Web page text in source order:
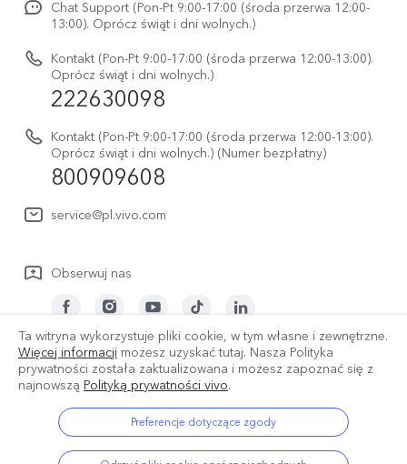
V70 FE
vivo Buds Air3
Weryfikacja IMEI
Instrukcja obsługi
Aktualizacja oprogramowania
Dziennik aktualizacji
Sprawdź koszt naprawy
Wyślij Do Naprawy
Polityka gwarancyjna
Pobierz LUTy do przywracania logów
Życie w vivo
Netykieta vivo
Informacje prawne
Zrównoważony rozwój
Chat Support (Pon-Pt 9:00-17:00 (środa przerwa 12:00-
13:00). Oprócz świąt i dni wolnych.)
Kontakt (Pon-Pt 9:00-17:00 (środa przerwa 12:00-13:00).
Oprócz świąt i dni wolnych.)
222630098
Kontakt (Pon-Pt 9:00-17:00 (środa przerwa 12:00-13:00).
Oprócz świąt i dni wolnych.) (Numer bezpłatny)
800909608
service@pl.vivo.com
Obserwuj nas
Polska | Wybierz kraj/region
Ta witryna wykorzystuje pliki cookie, w tym własne i zewnętrzne.
Więcej informacji możesz uzyskać tutaj. Nasza Polityka
prywatności została zaktualizowana i możesz zapoznać się z
najnowszą Polityką prywatności vivo.
Preferencje dotyczące zgody